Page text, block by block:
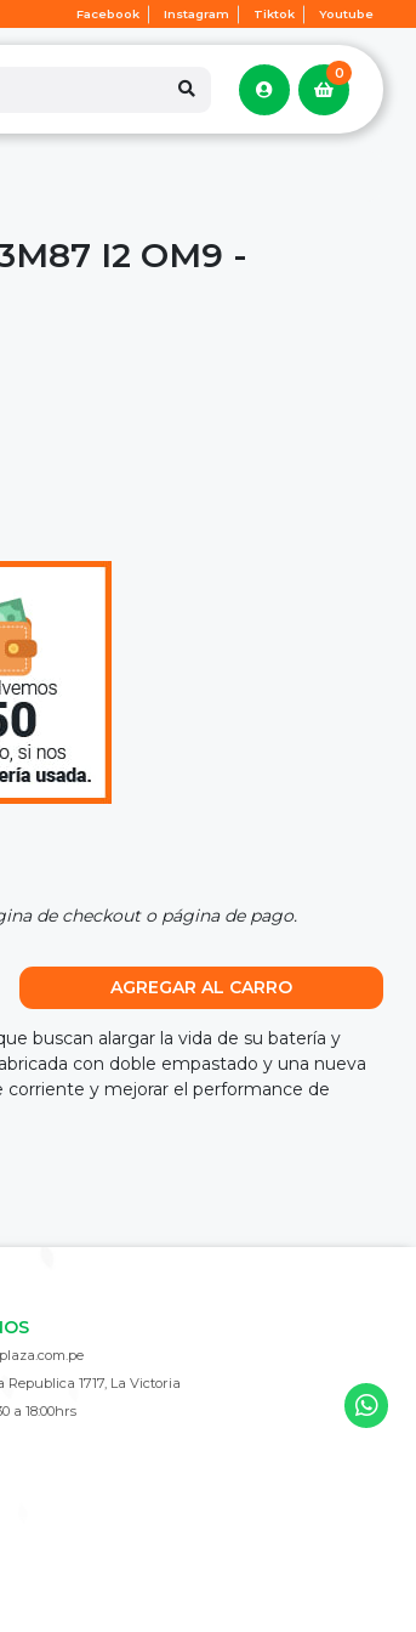
Facebook Instagram Tiktok Youtube
0
I2 OM9 -
de checkout o página de pago.
AGREGAR AL CARRO
buscan alargar la vida de su batería y
con doble empastado y una nueva
y mejorar el performance de
Republica 1717, La Victoria
a 18:00hrs